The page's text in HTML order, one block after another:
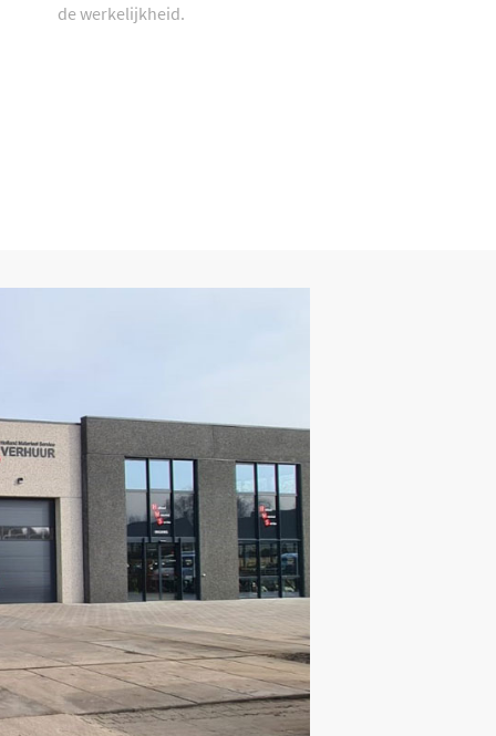
de werkelijkheid.